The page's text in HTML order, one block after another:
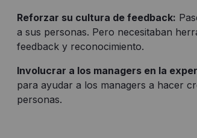
Reforzar su cultura de feedback:
a sus personas. Pero necesitaban
feedback y reconocimiento.
Involucrar a los managers en la
para ayudar a los managers a hacer
personas.